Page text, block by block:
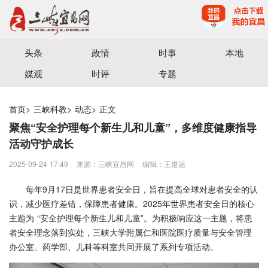
宜昌三峡融媒体中心主办
头条 政情 时事
本地
媒观
时评 专题
首页> 三峡科教> 动态> 正文
聚焦“安全护理每个新生儿和儿童”，多维度健康指导
活动守护成长
2025-09-24 17:49 来源：三峡宜昌网 编辑：王道远
每年9月17日是世界患者安全日，旨在提高全球对患者安全的认
识，减少医疗差错，保障患者健康。2025年世界患者安全日的核心
主题为 “安全护理每个新生儿和儿童”。为积极响应这一主题，将患
者安全理念落到实处，三峡大学附属仁和医院医疗质量与安全管理
办公室、药学部、儿科等科室共同开展了系列专项活动。